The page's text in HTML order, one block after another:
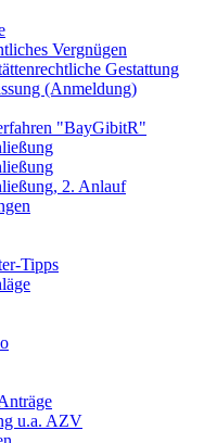
Vergnügen
Gestattung
(Anmeldung)
"BayGibitR"
2. Anlauf
Tipps
u.a. AZV